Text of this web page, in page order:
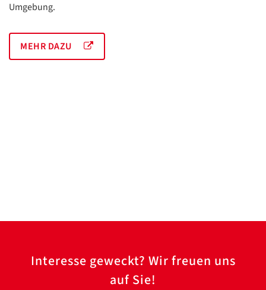
Umgebung.
MEHR DAZU
Interesse geweckt? Wir freuen uns
auf Sie!